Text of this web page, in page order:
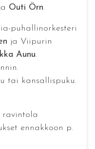
Outi Örn.
puhallinorkesteri
ja Viipurin
Aunu.
tai kansallispuku.
ravintola
ennakkoon p.